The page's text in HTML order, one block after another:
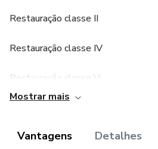
Restauração classe II
Restauração classe IV
Restauração classe V
Tratamento restaurador atraumático
Mostrar mais
Vantagens Detalhes